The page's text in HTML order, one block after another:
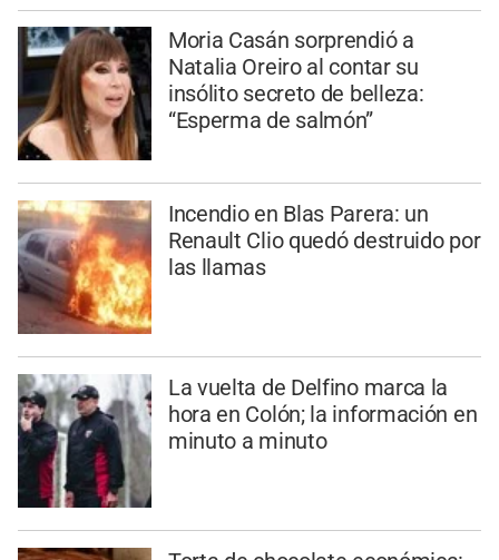
Moria Casán sorprendió a
Natalia Oreiro al contar su
insólito secreto de belleza:
“Esperma de salmón”
Incendio en Blas Parera: un
Renault Clio quedó destruido por
las llamas
La vuelta de Delfino marca la
hora en Colón; la información en
minuto a minuto